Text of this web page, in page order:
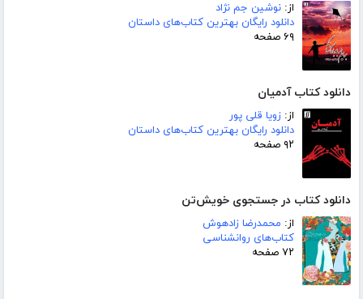
از: نوشین جم نژاد
دانلود رایگان بهترین کتاب‌های داستان
۶۹ صفحه
دانلود کتاب آدمیان
از: زویا قلی پور
دانلود رایگان بهترین کتاب‌های داستان
۹۲ صفحه
دانلود کتاب در جستجوی خویش‌تن
از: محمدرضا زادهوش
کتاب‌های روانشناسی
۷۲ صفحه